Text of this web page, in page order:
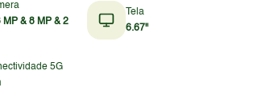
MP & 8 MP & 2
Tela
6.67"
5G